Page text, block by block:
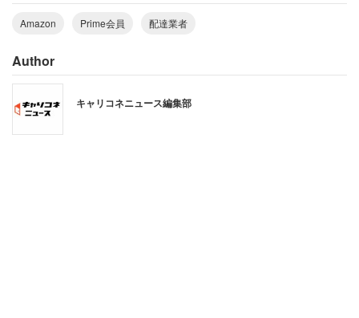
Amazon Prime会員 配達業者
Author
キャリコネニュース編集部